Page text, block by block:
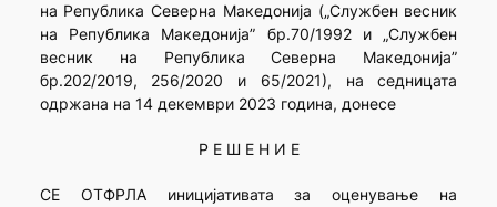
на Република Северна Македонија („Службен весник
на Република Македонија” бр.70/1992 и „Службен
весник на Република Северна Македонија”
бр.202/2019, 256/2020 и 65/2021), на седницата
одржана на 14 декември 2023 година, донесе
Р Е Ш Е Н И Е
СЕ ОТФРЛА иницијативата за оценување на